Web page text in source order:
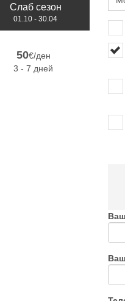
Слаб сезон
01.10 - 30.04
50€/ден
3 - 7 дней